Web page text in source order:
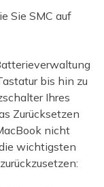
Sie SMC auf
bis hin zu
Ihres
Zurücksetzen
nicht
wichtigsten